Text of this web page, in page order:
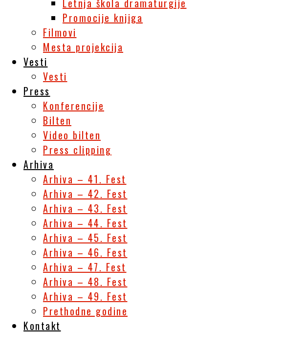
Letnja škola dramaturgije
Promocije knjiga
Filmovi
Mesta projekcija
Vesti
Vesti
Press
Konferencije
Bilten
Video bilten
Press clipping
Arhiva
Arhiva – 41. Fest
Arhiva – 42. Fest
Arhiva – 43. Fest
Arhiva – 44. Fest
Arhiva – 45. Fest
Arhiva – 46. Fest
Arhiva – 47. Fest
Arhiva – 48. Fest
Arhiva – 49. Fest
Prethodne godine
Kontakt